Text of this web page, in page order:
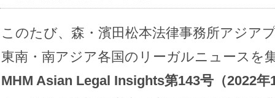
このたび、森・濱田松本法律事務所アジア
東南・南アジア各国のリーガルニュースを
MHM Asian Legal Insights第143号（2022年